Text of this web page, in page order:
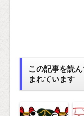
この記事を読
まれています